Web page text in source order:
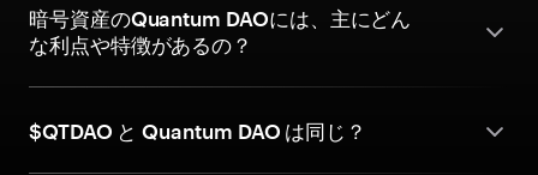
暗号資産のQuantum DAOには、主にどん
な利点や特徴があるの？
$QTDAO と Quantum DAO は同じ？